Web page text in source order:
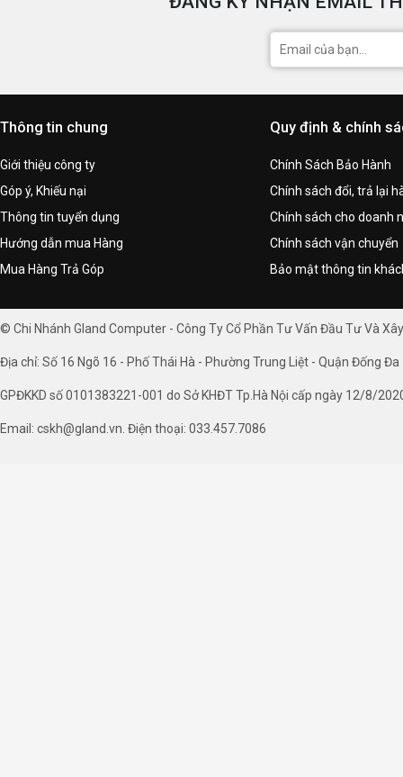
Thông tin chung
Giới thiệu công ty
Góp ý, Khiếu nại
Thông tin tuyển dụng
Hướng dẫn mua Hàng
Mua Hàng Trả Góp
Quy định & chính
Chính Sách Bảo Hành
Chính sách đổi, trả lại
Chính sách cho doanh
Chính sách vận chuyển
Bảo mật thông tin
© Chi Nhánh Gland Computer - Công Ty Cổ Phần Tư Vấn Đầu Tư Và
Địa chỉ: Số 16 Ngõ 16 - Phố Thái Hà - Phường Trung Liệt - Quận Đống Đa
GPĐKKD số 0101383221-001 do Sở KHĐT Tp.Hà Nội cấp ngày 12/8/
Email: cskh@gland.vn. Điện thoại: 033.457.7086